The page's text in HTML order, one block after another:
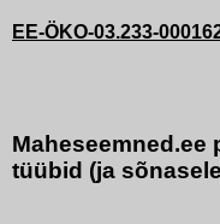
EE-ÖKO-03.233-
Maheseemned.ee
tüübid (ja